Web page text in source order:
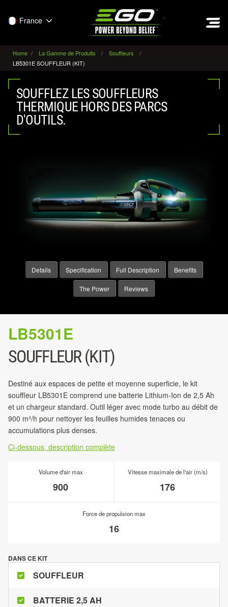
France
Home La Gamme de Produits
Souffleurs
LB5301E SOUFFLEUR (KIT)
SOUFFLEZ LES SOUFFLEURS
THERMIQUE HORS DES PARCS
D'OUTILS.
Details Specification Full Description Benefits
The Power Reviews
LB5301E
SOUFFLEUR (KIT)
Destiné aux espaces de petite et moyenne superficie, le kit
souffleur LB5301E comprend une batterie Lithium-Ion de 2,5 Ah
et un chargeur standard. Outil léger avec mode turbo au débit de
900 m³/h pour nettoyer les feuilles humides tenaces ou
accumulations plus denses.
Ci-dessous, description complète
Volume d'air max
900
Vitesse maximale de l'air (m/s)
176
Force de propulsion max
16
DANS CE KIT
SOUFFLEUR
BATTERIE 2,5 AH